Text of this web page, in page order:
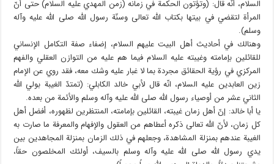
السلام، أنّه قال: (وتؤتون الحكمة في زمانه (زمن المهدي عليه السلام) حتى أنّ
المرأة لتقضي في بيتها بكتاب الله تعالى وسنّة رسول الله صلى الله عليه وآله
وسلم).
وهنالك في أحاديث أهل البيت عليهم السلام، إضفاء صفة التكامل الإنساني
للقائلين بإمامته وغيبته عليه السلام فيما هم عليه من التوازن العقلي والفهم
المركزي في رؤية الحقائق مجردة بما لا غبار عليه وشك معه، فقد روي عن الإمام
زين العابدين عليه السلام، انّه قال لأبي خالد الكابلي: (تمتدّ الغيبة بولي الله
الثاني عشر من أوصياء رسول الله صلى الله عليه وآله وسلم والأئمة من بعده.
يا أبا خالد: إنّ أهل زمان غيبته، القائلين بإمامته، المنتظرين لظهوره، أفضل أهل
كل زمان، لأنّ الله تعالى ذكره أعطاهم من العقول والإفهام والمعرفة ما صارت به
الغيبة عندهم بمنزلة المشاهدة، وجعلهم في ذلك الزمان بمنزلة المجاهدين بين
يدي رسول الله صلى الله عليه وآله وسلم بالسيف، أولئك المخلصون حقاً،